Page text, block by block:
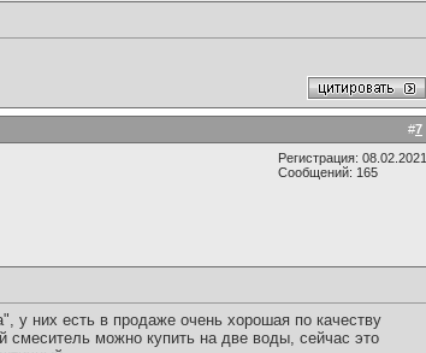
#7
Регистрация: 08.02.2021
Сообщений: 165
у них есть в продаже очень хорошая по качеству
смеситель можно купить на две воды, сейчас это